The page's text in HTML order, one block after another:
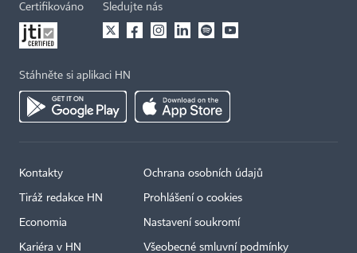
Certifikováno Sledujte nás
Stáhněte si aplikaci HN
Kontakty
Tiráž redakce HN
Economia
Kariéra v HN
Ochrana osobních údajů
Prohlášení o cookies
Nastavení soukromí
Všeobecné smluvní podmínky